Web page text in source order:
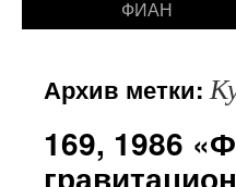
ФИАН
Архив метки:
169, 1986